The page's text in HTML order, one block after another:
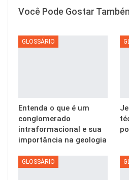
Você Pode Gostar
GLOSSÁRIO
Entenda o que é um
conglomerado
intraformacional e sua
importância na geologia
GLOSSÁRIO